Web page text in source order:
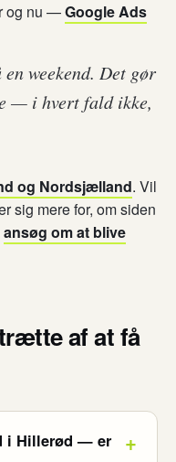
og nu —Google Ads
weekend. Det gør
— i hvert fald ikke,
og Nordsjælland. Vil
sig mere for, om siden
ansøg om at blive
af at få
i Hillerød — er